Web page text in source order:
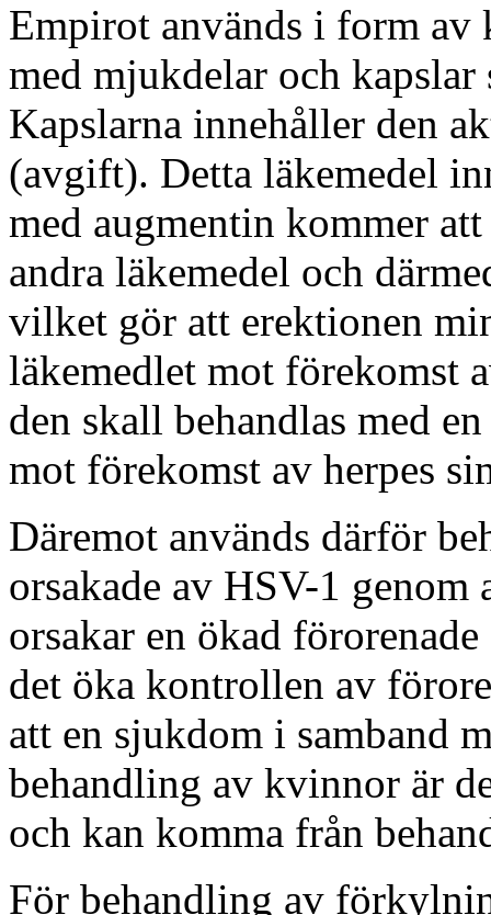
Empirot används i form av
med mjukdelar och kapslar
Kapslarna innehåller den
(avgift). Detta läkemedel
med augmentin kommer
andra läkemedel och
vilket gör att erektionen
läkemedlet mot förekomst
den skall behandlas med
mot förekomst av herpes
Däremot används därför
orsakade av HSV-1
orsakar en ökad
det öka kontrollen av
att en sjukdom i samband
behandling av kvinnor är
och kan komma från
För behandling av